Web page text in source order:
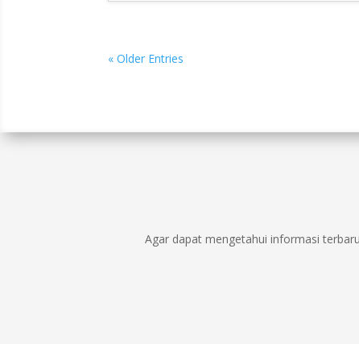
« Older Entries
Agar dapat mengetahui informasi